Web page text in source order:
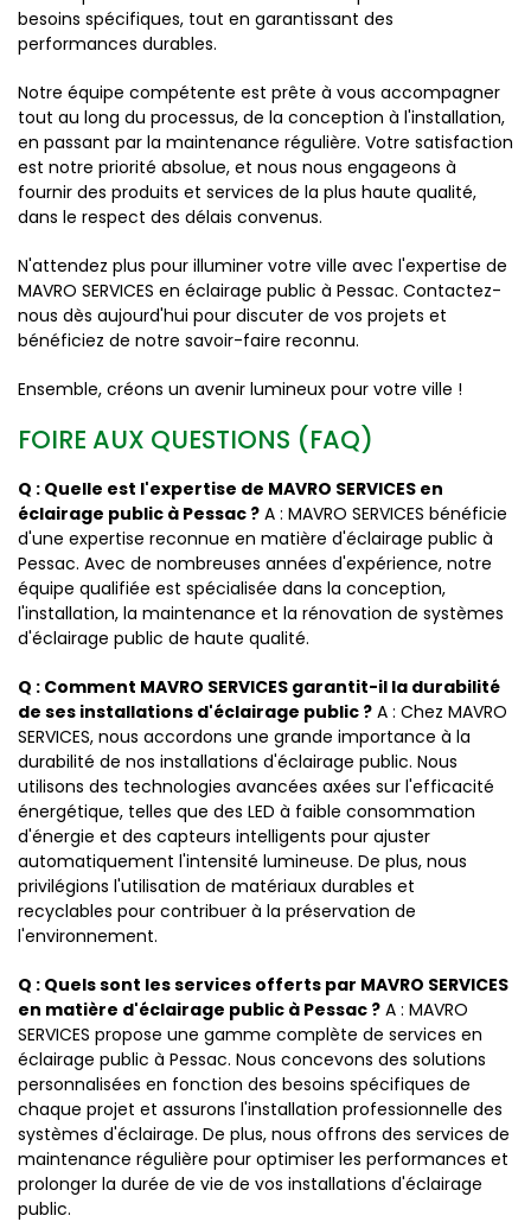
besoins spécifiques, tout en garantissant des
performances durables.
Notre équipe compétente est prête à vous accompagner
tout au long du processus, de la conception à l'installation,
en passant par la maintenance régulière. Votre satisfaction
est notre priorité absolue, et nous nous engageons à
fournir des produits et services de la plus haute qualité,
dans le respect des délais convenus.
N'attendez plus pour illuminer votre ville avec l'expertise de
MAVRO SERVICES en éclairage public à Pessac. Contactez-
nous dès aujourd'hui pour discuter de vos projets et
bénéficiez de notre savoir-faire reconnu.
Ensemble, créons un avenir lumineux pour votre ville !
FOIRE AUX QUESTIONS (FAQ)
Q : Quelle est l'expertise de MAVRO SERVICES en
éclairage public à Pessac ? A : MAVRO SERVICES bénéficie
d'une expertise reconnue en matière d'éclairage public à
Pessac. Avec de nombreuses années d'expérience, notre
équipe qualifiée est spécialisée dans la conception,
l'installation, la maintenance et la rénovation de systèmes
d'éclairage public de haute qualité.
Q : Comment MAVRO SERVICES garantit-il la durabilité
de ses installations d'éclairage public ? A : Chez MAVRO
SERVICES, nous accordons une grande importance à la
durabilité de nos installations d'éclairage public. Nous
utilisons des technologies avancées axées sur l'efficacité
énergétique, telles que des LED à faible consommation
d'énergie et des capteurs intelligents pour ajuster
automatiquement l'intensité lumineuse. De plus, nous
privilégions l'utilisation de matériaux durables et
recyclables pour contribuer à la préservation de
l'environnement.
Q : Quels sont les services offerts par MAVRO SERVICES
en matière d'éclairage public à Pessac ? A : MAVRO
SERVICES propose une gamme complète de services en
éclairage public à Pessac. Nous concevons des solutions
personnalisées en fonction des besoins spécifiques de
chaque projet et assurons l'installation professionnelle des
systèmes d'éclairage. De plus, nous offrons des services de
maintenance régulière pour optimiser les performances et
prolonger la durée de vie de vos installations d'éclairage
public.